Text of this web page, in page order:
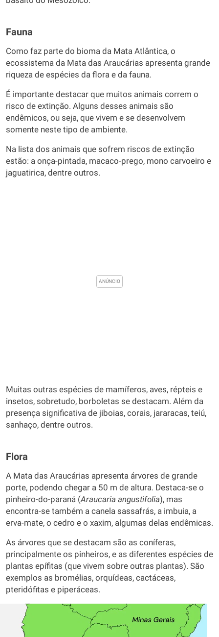
Fauna
Como faz parte do bioma da Mata Atlântica, o
ecossistema da Mata das Araucárias apresenta grande
riqueza de espécies da flora e da fauna.
É importante destacar que muitos animais correm o
risco de extinção. Alguns desses animais são
endêmicos, ou seja, que vivem e se desenvolvem
somente neste tipo de ambiente.
Na lista dos animais que sofrem riscos de extinção
estão: a onça-pintada, macaco-prego, mono carvoeiro e
jaguatirica, dentre outros.
Muitas outras espécies de mamíferos, aves, répteis e
insetos, sobretudo, borboletas se destacam. Além da
presença significativa de jiboias, corais, jararacas, teiú,
sanhaço, dentre outros.
Flora
A Mata das Araucárias apresenta árvores de grande
porte, podendo chegar a 50 m de altura. Destaca-se o
pinheiro-do-paraná (Araucaria angustifolia), mas
encontra-se também a canela sassafrás, a imbuia, a
erva-mate, o cedro e o xaxim, algumas delas endêmicas.
As árvores que se destacam são as coníferas,
principalmente os pinheiros, e as diferentes espécies de
plantas epífitas (que vivem sobre outras plantas). São
exemplos as bromélias, orquídeas, cactáceas,
pteridófitas e piperáceas.